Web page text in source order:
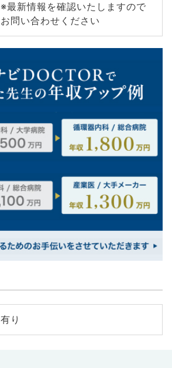
※最新情報を確認いたしますので
お問い合わせください
有り